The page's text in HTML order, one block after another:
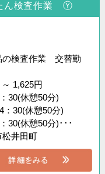
ん検査作業 Ⓨ
の検査作業 交替勤
1,625円
30(休憩50分)
30(休憩50分)
30(休憩50分)･･･
松井田町